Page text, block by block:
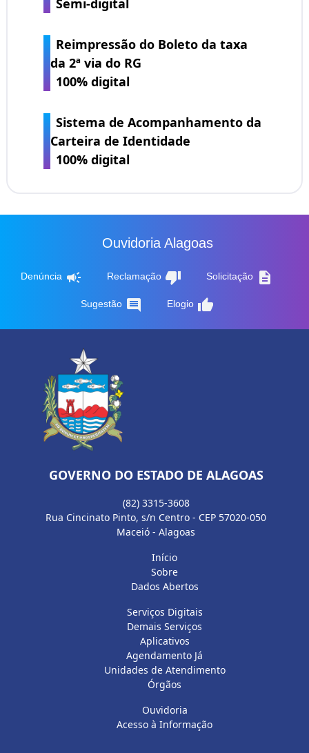
Semi-digital
Reimpressão do Boleto da taxa
da 2ª via do RG
100% digital
Sistema de Acompanhamento da
Carteira de Identidade
100% digital
Ouvidoria Alagoas
Denúncia campaign Reclamação thumb_down Solicitação description
Sugestão comment Elogio thumb_up
GOVERNO DO ESTADO DE ALAGOAS
(82) 3315-3608
Rua Cincinato Pinto, s/n Centro - CEP 57020-050
Maceió - Alagoas
Início
Sobre
Dados Abertos
Serviços Digitais
Demais Serviços
Aplicativos
Agendamento Já
Unidades de Atendimento
Órgãos
Ouvidoria
Acesso à Informação